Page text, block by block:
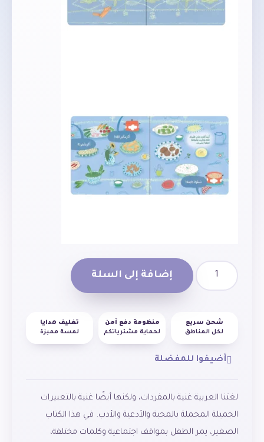
إضافة إلى السلة
شحن سريع
لكل المناطق
منظومة دفع آمن
لحماية مشترياتكم
تغليف هدايا
لمسة مميزة
أضيفوا للمفضلة
لغتنا العربية غنية بالمفردات، ولكنها أيضًا غنية بالتعبيرات
الجميلة المحملة بالمحبة والأدعية والأدب. في هذا الكتاب
الصغير، يمر الطفل بمواقف اجتماعية وكلمات مختلفة،